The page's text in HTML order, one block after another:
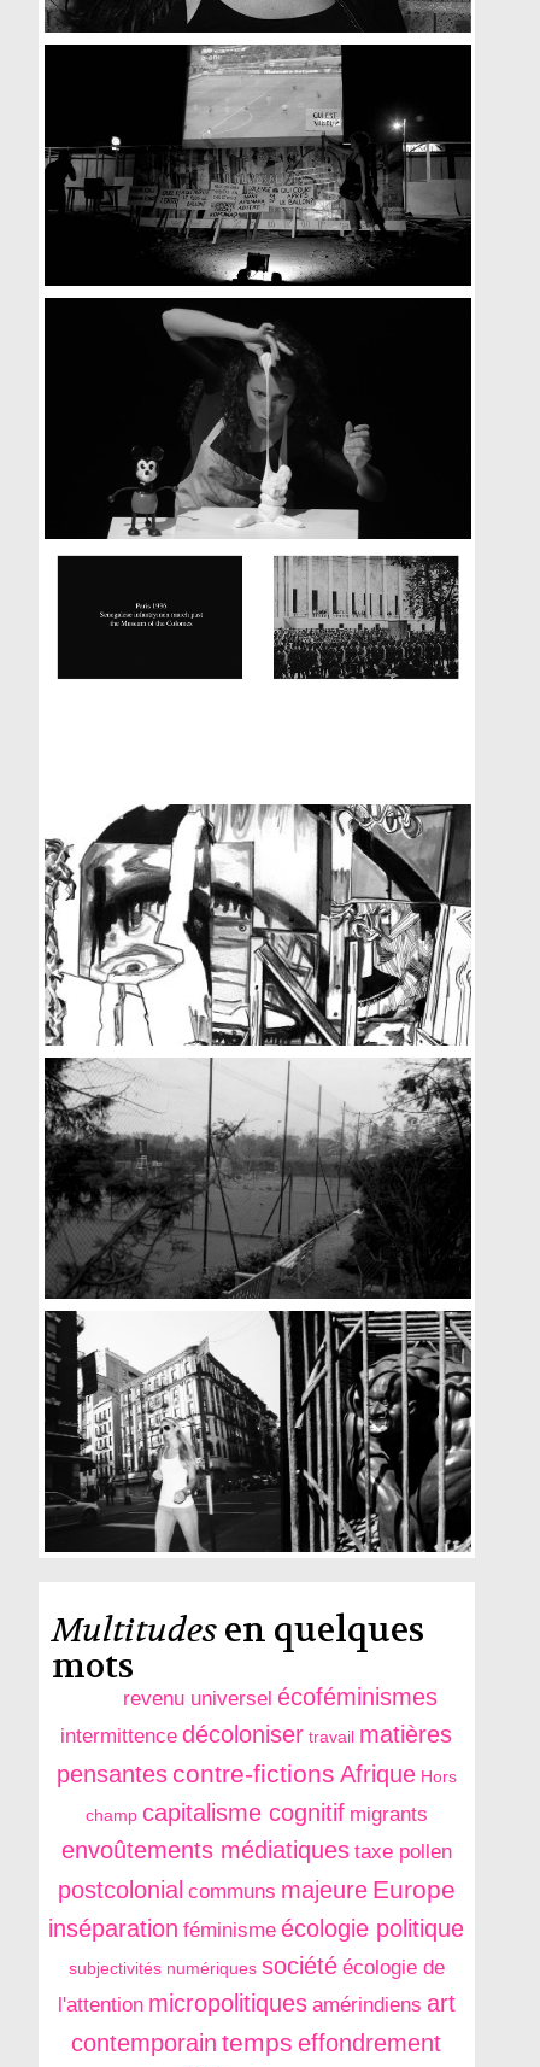
Multitudesen quelques
mots
revenu universel écoféminismes
intermittence décoloniser travail matières
pensantes contre-fictions Afrique Hors
champ capitalisme cognitif migrants
envoûtements médiatiques taxe pollen
postcolonial communs majeure Europe
inséparation féminisme écologie politique
subjectivités numériques société écologie de
l'attention micropolitiques amérindiens art
contemporain temps effondrement